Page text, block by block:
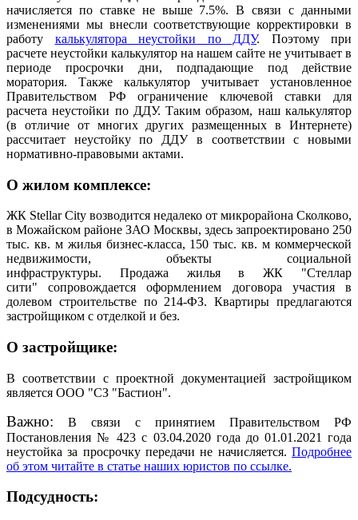
начисляется по ставке не выше 7.5%. В связи с данными
изменениями мы внесли соответствующие корректировки в
работу калькулятора неустойки по ДДУ. Поэтому при
расчете неустойки калькулятор на нашем сайте не учитывает в
периоде просрочки дни, подпадающие под действие
моратория. Также калькулятор учитывает установленное
Правительством РФ ограничение ключевой ставки для
расчета неустойки по ДДУ. Таким образом, наш калькулятор
(в отличие от многих других размещенных в Интернете)
рассчитает неустойку по ДДУ в соответствии с новыми
нормативно-правовыми актами.
О жилом комплексе:
ЖК Stellar City возводится недалеко от микрорайона Сколково,
в Можайском районе ЗАО Москвы, здесь запроектировано 250
тыс. кв. м жилья бизнес-класса, 150 тыс. кв. м коммерческой
недвижимости, объекты социальной
инфраструктуры. Продажа жилья в ЖК "Стеллар
сити" сопровождается оформлением договора участия в
долевом строительстве по 214-ФЗ. Квартиры предлагаются
застройщиком с отделкой и без.
О застройщике:
В соответствии с проектной документацией застройщиком
является ООО "СЗ "Бастион".
Важно: В связи с принятием Правительством РФ
Постановления № 423 с 03.04.2020 года до 01.01.2021 года
неустойка за просрочку передачи не начисляется. Подробнее
об этом читайте в статье наших юристов по ссылке.
Подсудность: